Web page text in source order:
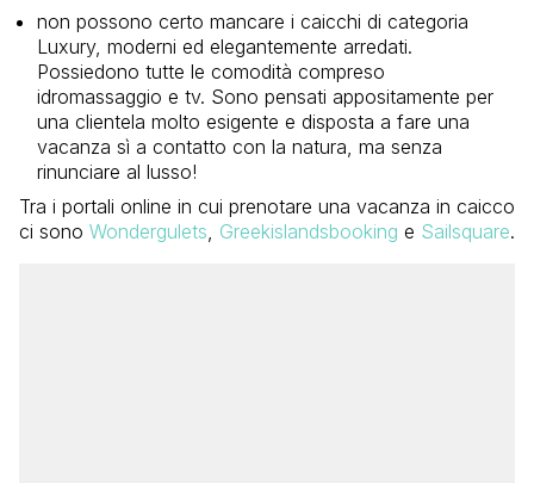
non possono certo mancare i caicchi di categoria
Luxury, moderni ed elegantemente arredati.
Possiedono tutte le comodità compreso
idromassaggio e tv. Sono pensati appositamente per
una clientela molto esigente e disposta a fare una
vacanza sì a contatto con la natura, ma senza
rinunciare al lusso!
Tra i portali online in cui prenotare una vacanza in caicco
ci sono Wondergulets Greekislandsbooking e Sailsquare.